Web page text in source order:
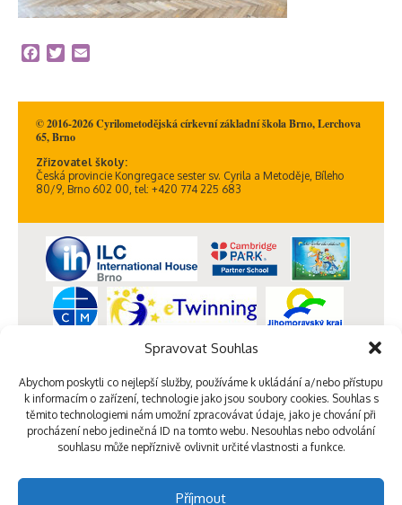
Spravovat Souhlas
Abychom poskytli co nejlepší služby, používáme k ukládání a/nebo přístupu
k informacím o zařízení, technologie jako jsou soubory cookies. Souhlas s
těmito technologiemi nám umožní zpracovávat údaje, jako je chování při
procházení nebo jedinečná ID na tomto webu. Nesouhlas nebo odvolání
souhlasu může nepříznivě ovlivnit určité vlastnosti a funkce.
Příjmout
Facebook
Twitter
© 2016-2026 Cyrilometodějská církevní základní škola Brno, Lerchova
65, Brno
Zřizovatel školy:
Česká provincie Kongregace sester sv. Cyrila a Metoděje, Bíleho
80/9, Brno 602 00, tel: +420 774 225 683